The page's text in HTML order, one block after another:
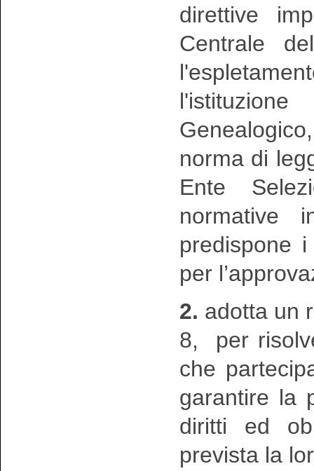
direttive
Centrale
norma di
Ente
normative
predispone
per
2. adotta un
8, per
che
garantire la
diritti ed
prevista la